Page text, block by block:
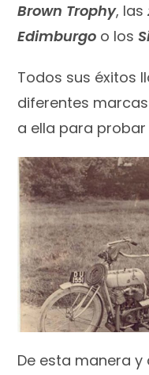
Brown Trophy, las
Edimburgo o los
Todos sus éxitos
diferentes
a ella para
De esta manera